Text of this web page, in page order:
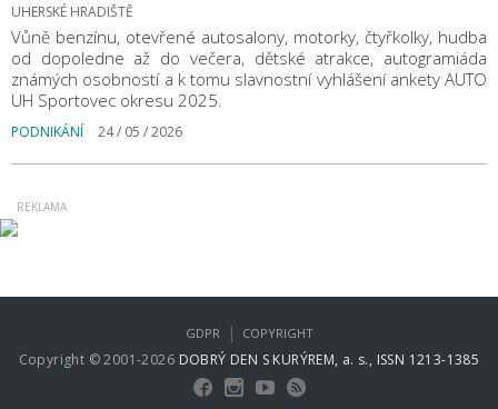
UHERSKÉ HRADIŠTĚ
Vůně benzínu, otevřené autosalony, motorky, čtyřkolky, hudba
od dopoledne až do večera, dětské atrakce, autogramiáda
známých osobností a k tomu slavnostní vyhlášení ankety AUTO
UH Sportovec okresu 2025.
PODNIKÁNÍ 24 / 05 / 2026
Copyright © 2001-2026 DOBRÝ DEN S KURÝREM, a. s., ISSN 1213-1385
GDPR | COPYRIGHT